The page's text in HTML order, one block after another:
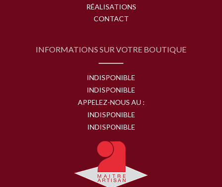
RÉALISATIONS
CONTACT
INFORMATIONS SUR VOTRE BOUTIQUE
INDISPONIBLE
INDISPONIBLE
APPELEZ-NOUS AU :
INDISPONIBLE
INDISPONIBLE